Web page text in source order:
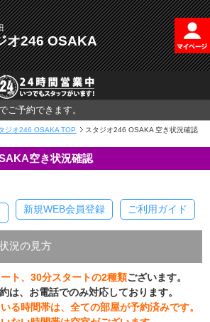
オ246 OSAKA
ご予約できます。
ジオ246 OSAKA TOP スタジオ246 OSAKA 空き状況確認
空き状況確認
ご利用ガイド
新規WEB会員登録
況の見方
ト、30分スタートの2種類ございます。
は、お電話でのみ対応しております。
る時間帯は、全ての部屋が予約済みです。